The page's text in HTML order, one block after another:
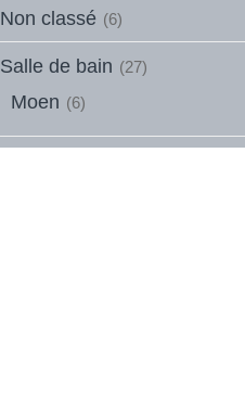
Non classé (6)
Salle de bain (27)
Moen (6)